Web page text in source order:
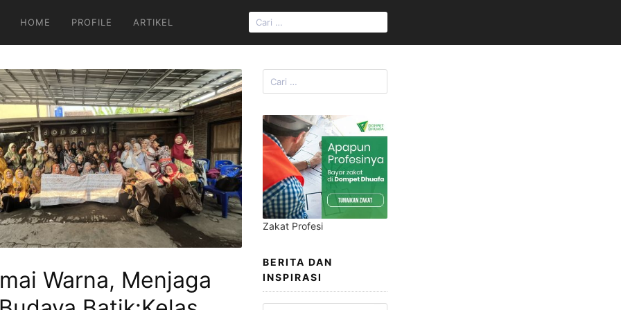
HOME PROFILE ARTIKEL
CARI
UNTUK:
Warna, Menjaga
Cari
untuk:
Zakat Profesi
BERITA DAN
INSPIRASI
Berita